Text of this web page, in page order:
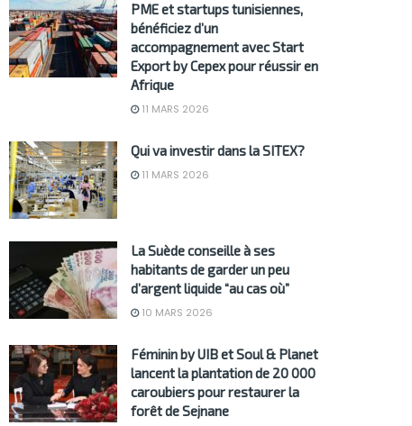
PME et startups tunisiennes,
bénéficiez d’un
accompagnement avec Start
Export by Cepex pour réussir en
Afrique
11 MARS 2026
Qui va investir dans la SITEX?
11 MARS 2026
La Suède conseille à ses
habitants de garder un peu
d’argent liquide “au cas où”
10 MARS 2026
Féminin by UIB et Soul & Planet
lancent la plantation de 20 000
caroubiers pour restaurer la
forêt de Sejnane